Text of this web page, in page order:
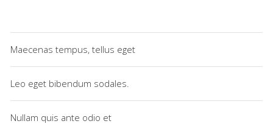
Maecenas tempus, tellus eget
Leo eget bibendum sodales.
Nullam quis ante odio et